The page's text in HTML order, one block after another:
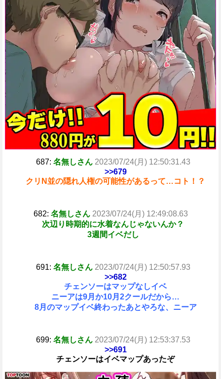
687: 名無しさん 2023/07/24(月) 12:50:31.43
>>679
クリN並の隠れ人権の可能性があるって…コト！？
682: 名無しさん 2023/07/24(月) 12:49:08.63
次辺り時期的に水着なんじゃないんか？
3週間イベだし
691: 名無しさん 2023/07/24(月) 12:50:57.93
>>682
チェンソーはマップなしイベ
ニーアは9月か10月2クールだから…
8月のマップイベ終わったあとやろな、ニーア
699: 名無しさん 2023/07/24(月) 12:53:37.53
>>691
チェンソーはイベマップあったぞ